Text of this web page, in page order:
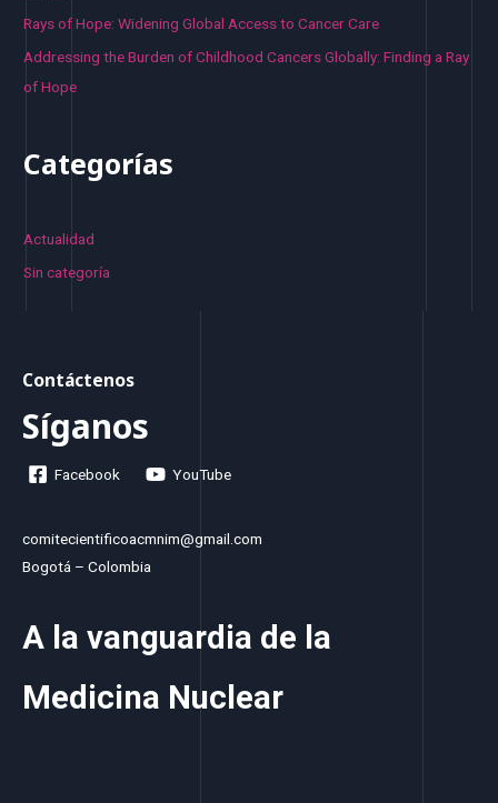
Rays of Hope: Widening Global Access to Cancer Care
Addressing the Burden of Childhood Cancers Globally: Finding a Ray
of Hope
Categorías
Actualidad
Sin categoría
Contáctenos
Síganos
Facebook YouTube
comitecientificoacmnim@gmail.com
Bogotá – Colombia
A la vanguardia de la
Medicina Nuclear